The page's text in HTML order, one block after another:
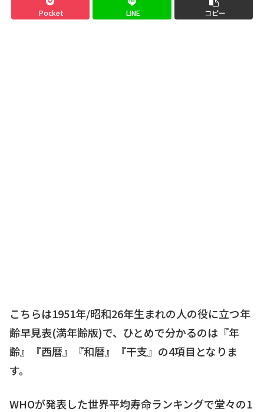
Pocket LINE コピー
こちらは1951年/昭和26年生まれの人の役に立つ年
齢早見表(満年齢版)で、ひとめで分かるのは『年
齢』『西暦』『和暦』『干支』の4項目となりま
す。
WHOが発表した世界平均寿命ランキングで堂々の1